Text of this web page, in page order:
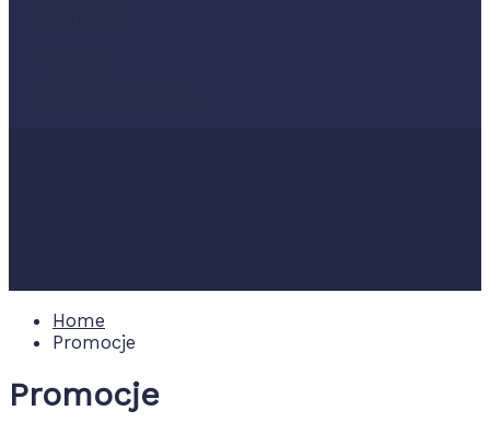
Home
Promocje
Promocje